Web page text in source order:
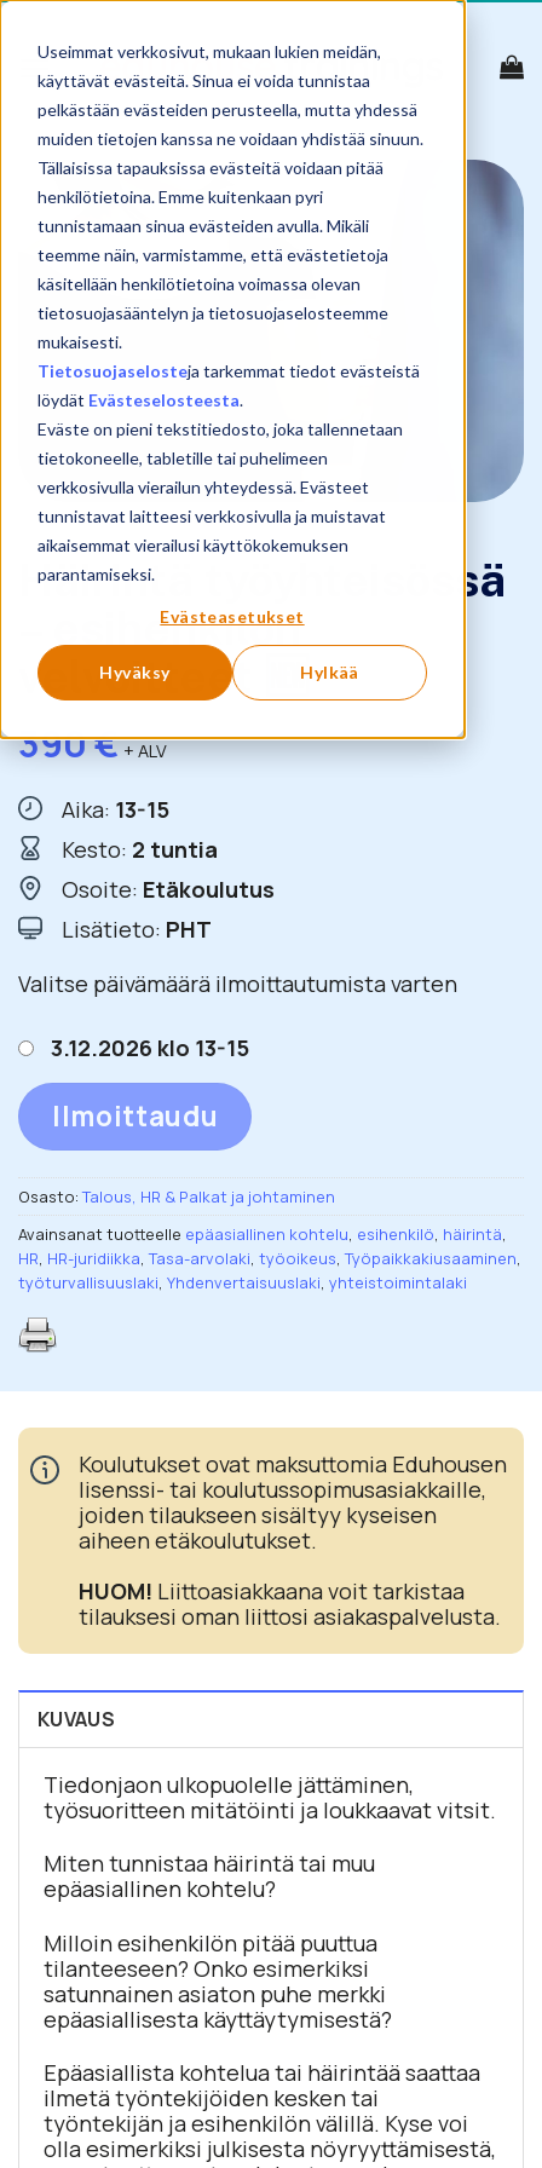
Useimmat verkkosivut, mukaan lukien meidän,
käyttävät evästeitä. Sinua ei voida tunnistaa
pelkästään evästeiden perusteella, mutta yhdessä
muiden tietojen kanssa ne voidaan yhdistää sinuun.
Tällaisissa tapauksissa evästeitä voidaan pitää
henkilötietoina. Emme kuitenkaan pyri
tunnistamaan sinua evästeiden avulla. Mikäli
teemme näin, varmistamme, että evästetietoja
käsitellään henkilötietoina voimassa olevan
tietosuojasääntelyn ja tietosuojaselosteemme
mukaisesti.
Tietosuojaselosteja tarkemmat tiedot evästeistä
löydät Evästeselosteesta.
Eväste on pieni tekstitiedosto, joka tallennetaan
tietokoneelle, tabletille tai puhelimeen
verkkosivulla vierailun yhteydessä. Evästeet
tunnistavat laitteesi verkkosivulla ja muistavat
aikaisemmat vierailusi käyttökokemuksen
parantamiseksi.
Evästeasetukset
Hyväksy Hylkää
Skip
content
Häirintä työyhteisössä
– esihenkilön
velvoitteet 🆕
390€ + ALV
Aika: 13-15
Kesto: 2 tuntia
Osoite: Etäkoulutus
Lisätieto: PHT
Valitse päivämäärä ilmoittautumista varten
3.12.2026 klo 13-15
Ilmoittaudu
Osasto:Talous, HR & Palkat ja johtaminen
Avainsanat tuotteelle epäasiallinen kohtelu, esihenkilö, häirintä,
HR, HR-juridiikka,Tasa-arvolaki, työoikeus,Työpaikkakiusaaminen,
työturvallisuuslaki, Yhdenvertaisuuslaki, yhteistoimintalaki
Koulutukset ovat maksuttomia Eduhousen
lisenssi- tai koulutussopimusasiakkaille,
joiden tilaukseen sisältyy kyseisen
aiheen etäkoulutukset.
HUOM! Liittoasiakkaana voit tarkistaa
tilauksesi oman liittosi asiakaspalvelusta.
KUVAUS
Tiedonjaon ulkopuolelle jättäminen,
työsuoritteen mitätöinti ja loukkaavat vitsit.
Miten tunnistaa häirintä tai muu
epäasiallinen kohtelu?
Milloin esihenkilön pitää puuttua
tilanteeseen? Onko esimerkiksi
satunnainen asiaton puhe merkki
epäasiallisesta käyttäytymisestä?
Epäasiallista kohtelua tai häirintää saattaa
ilmetä työntekijöiden kesken tai
työntekijän ja esihenkilön välillä. Kyse voi
olla esimerkiksi julkisesta nöyryyttämisestä,